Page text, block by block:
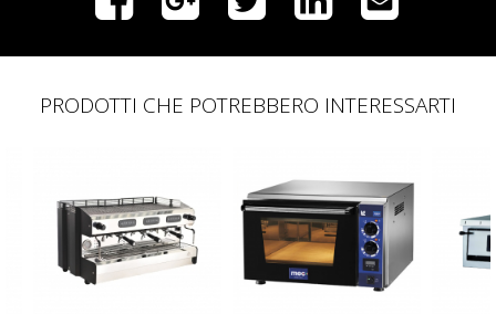
PRODOTTI CHE POTREBBERO INTERESSARTI